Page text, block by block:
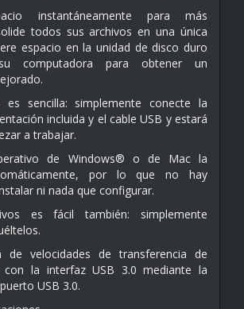
instantáneamente para más
todos sus archivos en una única
espacio en la unidad de disco duro
computadora para obtener un
es sencilla: simplemente conecte la
incluida y el cable USB y estará
a trabajar.
de Windows® o de Mac la
por lo que no hay
ni nada que configurar.
es fácil también: simplemente
de velocidades de transferencia de
con la interfaz USB 3.0 mediante la
USB 3.0.